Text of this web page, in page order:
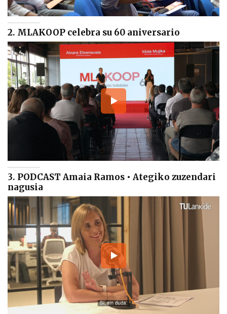
2. MLAKOOP celebra su 60 aniversario
3. PODCAST Amaia Ramos • Ategiko zuzendari
nagusia